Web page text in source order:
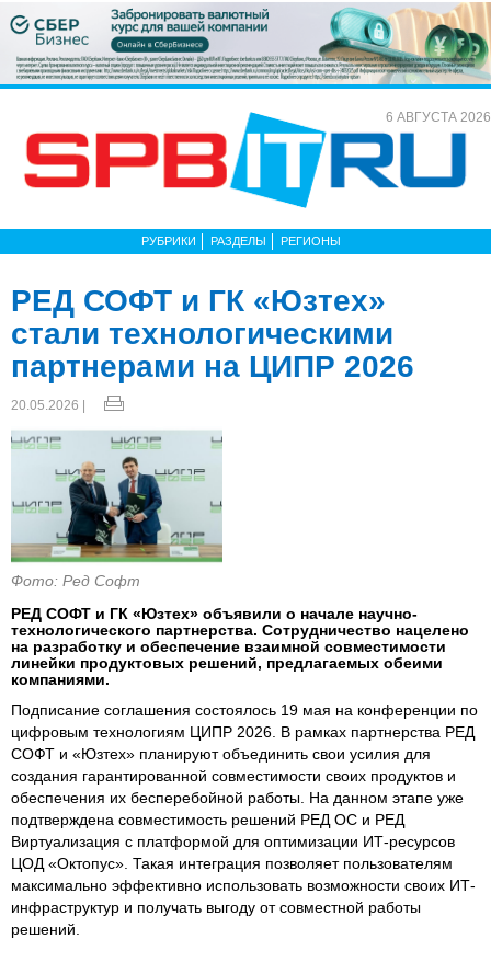
6 АВГУСТА 2026
РУБРИКИ РАЗДЕЛЫ РЕГИОНЫ
РЕД СОФТ и ГК «Юзтех»
стали технологическими
партнерами на ЦИПР 2026
20.05.2026 |
Фото: Ред Софт
РЕД СОФТ и ГК «Юзтех» объявили о начале научно-
технологического партнерства. Сотрудничество нацелено
на разработку и обеспечение взаимной совместимости
линейки продуктовых решений, предлагаемых обеими
компаниями.
Подписание соглашения состоялось 19 мая на конференции по
цифровым технологиям ЦИПР 2026. В рамках партнерства РЕД
СОФТ и «Юзтех» планируют объединить свои усилия для
создания гарантированной совместимости своих продуктов и
обеспечения их бесперебойной работы. На данном этапе уже
подтверждена совместимость решений РЕД ОС и РЕД
Виртуализация с платформой для оптимизации ИТ-ресурсов
ЦОД «Октопус». Такая интеграция позволяет пользователям
максимально эффективно использовать возможности своих ИТ-
инфраструктур и получать выгоду от совместной работы
решений.